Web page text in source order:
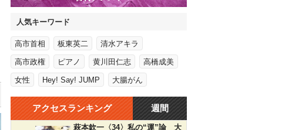
人気キーワード
高市首相 板東英二 清水アキラ
高市政権 ピアノ 黄川田仁志 高橋成美
女性 Hey! Say! JUMP 大腸がん
アクセスランキング 週間
萩本欽一〈34〉私の“運”論 大